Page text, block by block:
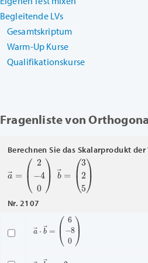
Begleitende LVs
Gesamtskriptum
Warm-Up Kurse
Qualifikationskurse
Fragenliste von
Berechnen Sie das Skalarprodukt
a =
(2 40 b =
(3 5)
Nr. 2107
a →⋅ →
(6 −8
a →⋅ =−